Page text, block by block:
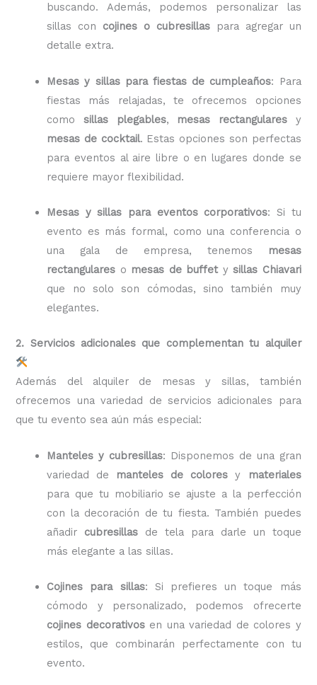
buscando. Además, podemos personalizar las
sillas con cojines o cubresillaspara agregar un
detalle extra.
Mesas y sillas para fiestas de cumpleaños: Para
fiestas más relajadas, te ofrecemos opciones
como sillas plegables, mesas rectangularesy
mesas de cocktail. Estas opciones son perfectas
para eventos al aire libre o en lugares donde se
requiere mayor flexibilidad.
Mesas y sillas para eventos corporativos: Si tu
evento es más formal, como una conferencia o
una gala de empresa, tenemos
mesas
rectangulares o mesas de buffetysillas Chiavari
que no solo son cómodas, sino también muy
elegantes.
2. Servicios adicionales que complementan tu alquiler
Además del alquiler de mesas y sillas, también
ofrecemos una variedad de servicios adicionales para
que tu evento sea aún más especial:
Manteles y cubresillas: Disponemos de una gran
variedad de manteles de colores y
materiales
para que tu mobiliario se ajuste a la perfección
con la decoración de tu fiesta. También puedes
añadir cubresillas de tela para darle un toque
más elegante a las sillas.
Cojines para sillas: Si prefieres un toque más
cómodo y personalizado, podemos ofrecerte
cojines decorativosen una variedad de colores y
estilos, que combinarán perfectamente con tu
evento.